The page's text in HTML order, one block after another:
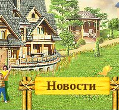
Новости